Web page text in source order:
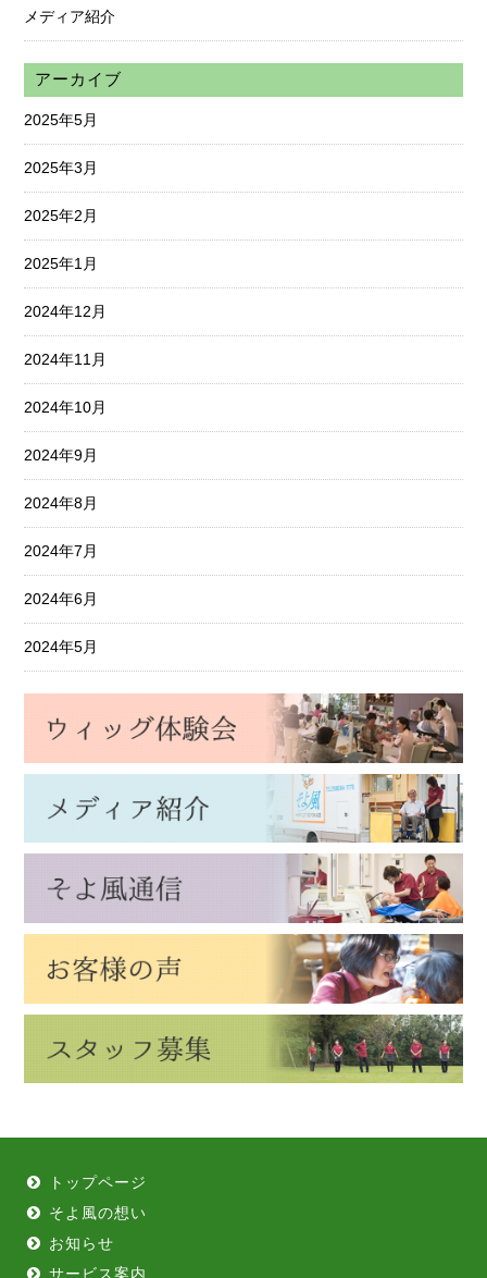
メディア紹介
アーカイブ
2025年5月
2025年3月
2025年2月
2025年1月
2024年12月
2024年11月
2024年10月
2024年9月
2024年8月
2024年7月
2024年6月
2024年5月
トップページ
そよ風の想い
お知らせ
サービス案内